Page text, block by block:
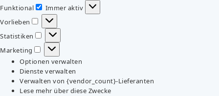
Funktional
Funktional
Immer aktiv
Vorlieben
Vorlieben
Statistiken
Statistiken
Marketing
Marketing
Optionen verwalten
Dienste verwalten
Verwalten von {vendor_count}-Lieferanten
Lese mehr über diese Zwecke